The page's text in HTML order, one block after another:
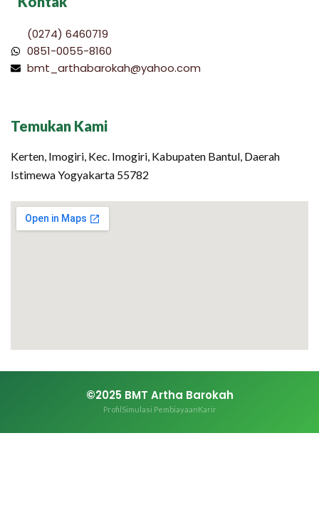
(0274) 6460719
0851-0055-8160
bmt_arthabarokah@yahoo.com
Temukan Kami
Kerten, Imogiri, Kec. Imogiri, Kabupaten Bantul, Daerah
Istimewa Yogyakarta 55782
©2025 BMT Artha Barokah
ProfilSimulasi PembiayaanKarir